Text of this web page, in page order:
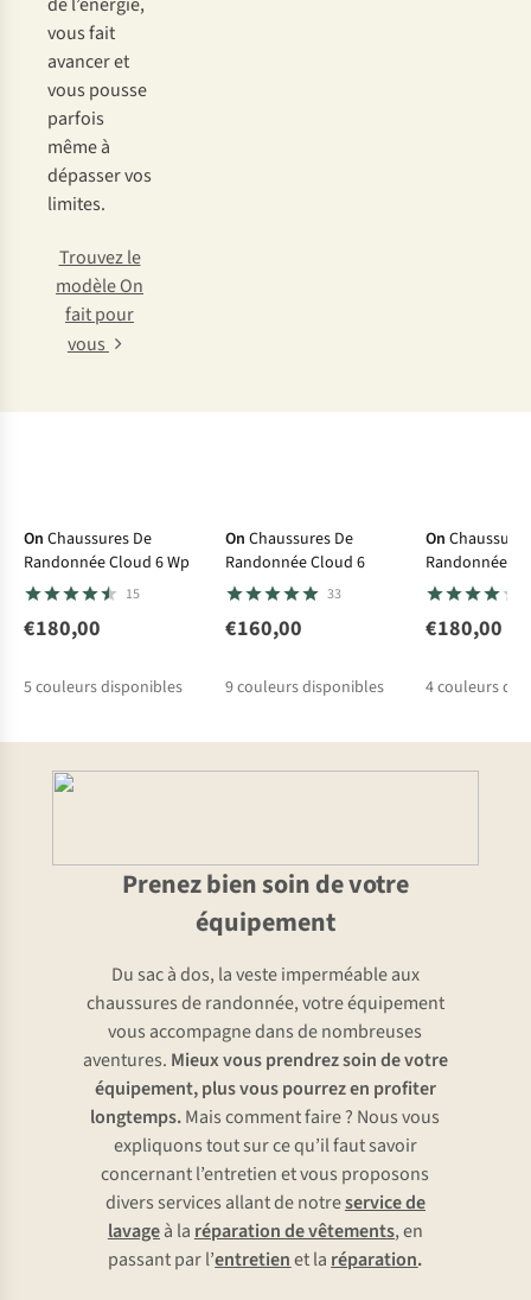
vous fait
avancer et
vous pousse
parfois
même à
dépasser vos
limites.
Trouvez le
modèle On
fait pour
vous
On Chaussures De
Randonnée Cloud 6 Wp
15
€180,00
5couleurs disponibles
On Chaussures De
Randonnée Cloud 6
33
€160,00
9couleurs disponibles
On
Randonnée
€180,00
4couleurs
Prenez bien soin de votre
équipement
Du sac à dos, la veste imperméable aux
chaussures de randonnée, votre équipement
vous accompagne dans de nombreuses
aventures. Mieux vous prendrez soin de votre
équipement, plus vous pourrez en profiter
longtemps.Mais comment faire ? Nous vous
expliquons tout sur ce qu’il faut savoir
concernant l’entretien et vous proposons
divers services allant de notreservice de
lavageà la réparation de vêtements, en
passant par l’entretienet la réparation.